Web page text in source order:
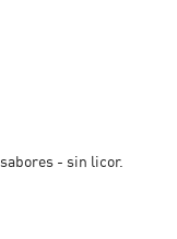
- sin licor.